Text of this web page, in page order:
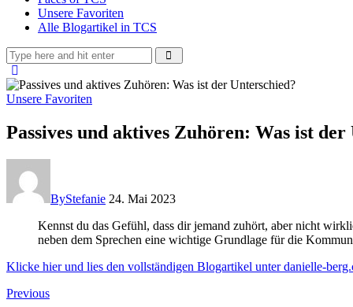
Unsere Favoriten
Alle Blogartikel in TCS
Unsere Favoriten
Passives und aktives Zuhören: Was ist der
ByStefanie 24. Mai 2023
Kennst du das Gefühl, dass dir jemand zuhört, aber nicht
neben dem Sprechen eine wichtige Grundlage für die
Klicke hier und lies den vollständigen Blogartikel unter danielle-
Beitragsnavigation
Previous